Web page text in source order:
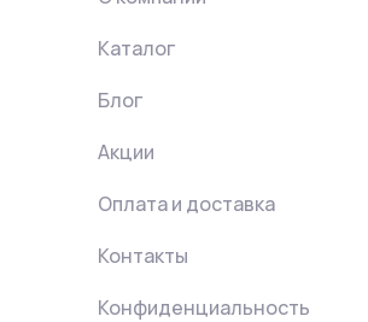
Каталог
Блог
Акции
Оплата и доставка
Контакты
Конфиденциальность